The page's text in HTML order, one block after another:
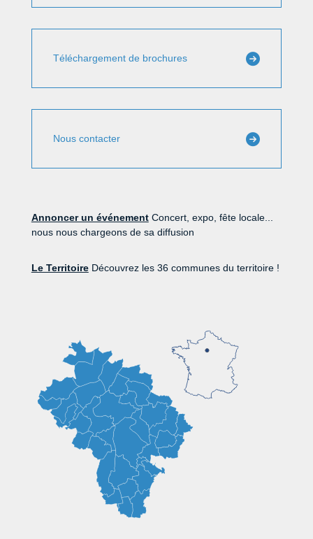
Téléchargement de brochures
Nous contacter
Annoncer un événementConcert, expo, fête locale...
nous nous chargeons de sa diffusion
Le TerritoireDécouvrez les 36 communes du territoire !